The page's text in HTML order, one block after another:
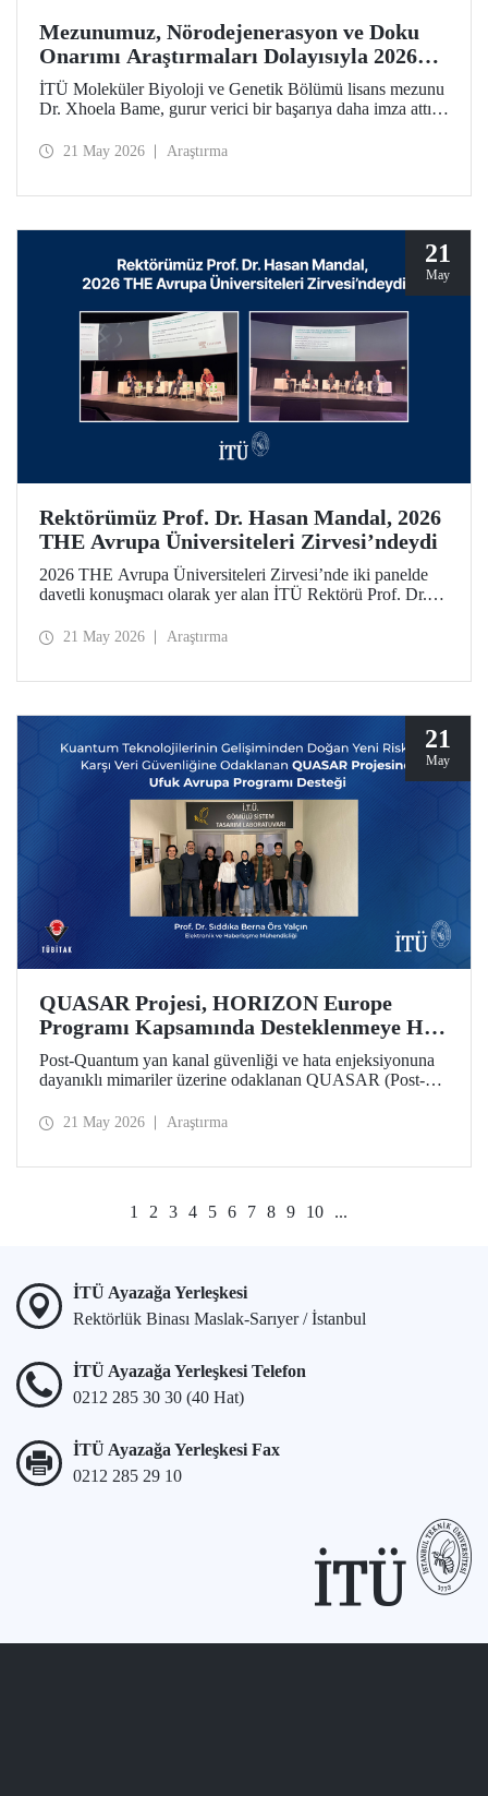
Mezunumuz, Nörodejenerasyon ve Doku
Onarımı Araştırmaları Dolayısıyla 2026
Forbes 30 Altı 30 Listesinde!
İTÜ Moleküler Biyoloji ve Genetik Bölümü lisans mezunu
Dr. Xhoela Bame, gurur verici bir başarıya daha imza attı.
çalışmaları dolayısıyla Forbes dergisinin “2026 Avrupa’nın
21 May 2026 Araştırma
21
May
Rektörümüz Prof. Dr. Hasan Mandal, 2026
THE Avrupa Üniversiteleri Zirvesi’ndeydi
2026 THE Avrupa Üniversiteleri Zirvesi’nde iki panelde
davetli konuşmacı olarak yer alan İTÜ Rektörü Prof. Dr.
katıldığı toplantıda uluslararası araştırma ve iş birliği
21 May 2026 Araştırma
21
May
QUASAR Projesi, HORIZON Europe
Programı Kapsamında Desteklenmeye Hak
Kazandı
Post-Quantum yan kanal güvenliği ve hata enjeksiyonuna
dayanıklı mimariler üzerine odaklanan QUASAR (Post-
Architectures for RISC V Platforms) projesi, HORIZON
21 May 2026 Araştırma
1 2 3 4 5 6 7 8 9 10 ...
İTÜ Ayazağa Yerleşkesi
Rektörlük Binası Maslak-Sarıyer / İstanbul
İTÜ Ayazağa Yerleşkesi Telefon
0212 285 30 30 (40 Hat)
İTÜ Ayazağa Yerleşkesi Fax
0212 285 29 10